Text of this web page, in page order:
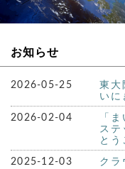
お知らせ
2026-05-25
東大
い
2026-02-04
「
ステ
とう
2025-12-03 クラ